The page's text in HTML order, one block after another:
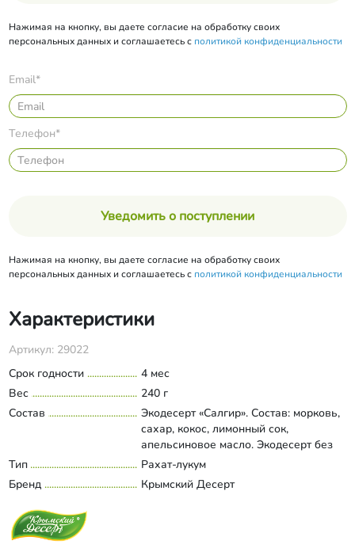
Нажимая на кнопку, вы даете согласие на обработку своих
персональных данных и соглашаетесь с политикой конфиденциальности
Email*
Телефон*
Уведомить о поступлении
Нажимая на кнопку, вы даете согласие на обработку своих
персональных данных и соглашаетесь с политикой конфиденциальности
Характеристики
Артикул: 29022
Срок годности
4 мес
Вес
240 г
Состав
Экодесерт «Салгир». Состав: морковь,
сахар, кокос, лимонный сок,
апельсиновое масло. Экодесерт без
сахара «Джангуль». Состав: финики,
вода, кунжутная паста, цикорий
(пребиотик-инулин), кэроб, кукурузная
Развернуть состав
Тип
Рахат-лукум
Бренд
Крымский Десерт